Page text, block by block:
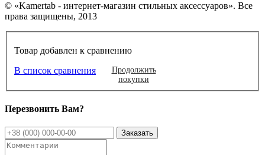
© «Kamertab - интернет-магазин стильных аксессуаров». Все
права защищены, 2013
Товар добавлен к сравнению
В список сравнения
Продолжить
покупки
Перезвонить Вам?